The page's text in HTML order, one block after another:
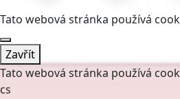
Tato webová stránka používá
Zavřít
Tato webová stránka používá
cs